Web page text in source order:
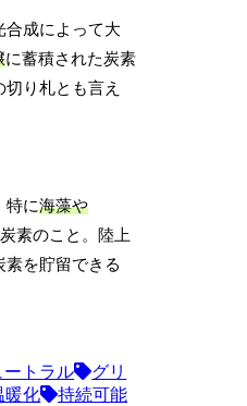
合成によって大
に蓄積された炭素
り札とも言え
特に海藻や
素のこと。陸上
素を貯留できる
ートラル
グリ
暖化
持続可能